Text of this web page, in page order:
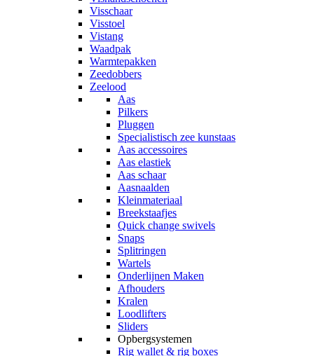
Visschaar
Visstoel
Vistang
Waadpak
Warmtepakken
Zeedobbers
Zeelood
Aas
Pilkers
Pluggen
Specialistisch zee kunstaas
Aas accessoires
Aas elastiek
Aas schaar
Aasnaalden
Kleinmateriaal
Breekstaafjes
Quick change swivels
Snaps
Splitringen
Wartels
Onderlijnen Maken
Afhouders
Kralen
Loodlifters
Sliders
Opbergsystemen
Rig wallet & rig boxes